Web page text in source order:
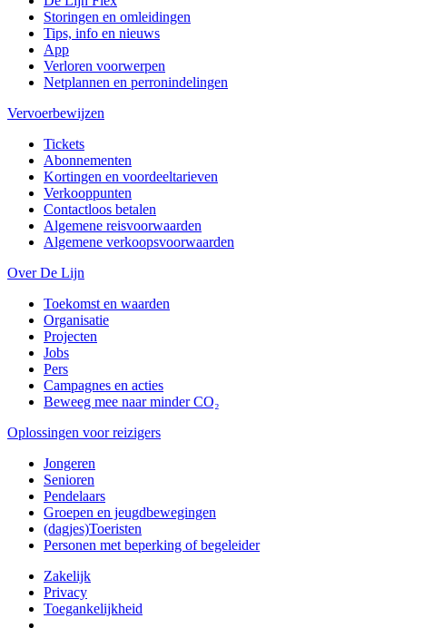
Storingen en omleidingen
Tips, info en nieuws
App
Verloren voorwerpen
Netplannen en perronindelingen
Vervoerbewijzen
Tickets
Abonnementen
Kortingen en voordeeltarieven
Verkooppunten
Contactloos betalen
Algemene reisvoorwaarden
Algemene verkoopsvoorwaarden
Over De Lijn
Toekomst en waarden
Organisatie
Projecten
Jobs
Pers
Campagnes en acties
Beweeg mee naar minder CO₂
Oplossingen voor reizigers
Jongeren
Senioren
Pendelaars
Groepen en jeugdbewegingen
(dagjes)Toeristen
Personen met beperking of begeleider
Zakelijk
Privacy
Toegankelijkheid